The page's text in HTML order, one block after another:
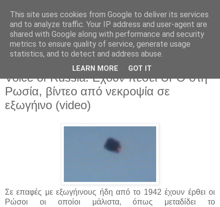
Voice of Russia: Εχουν πέσει UFO στη
Ρωσία, βίντεο από νεκροψία σε
εξωγήινο (video)
Σε επαφές με εξωγήινους ήδη από το 1942 έχουν έρθει οι
Ρώσοι οι οποίοι μάλιστα, όπως μεταδίδει το
This site uses cookies from Google to deliver its services
and to analyze traffic. Your IP address and user-agent are
shared with Google along with performance and security
metrics to ensure quality of service, generate usage
statistics, and to detect and address abuse.
LEARN MORE GOT IT